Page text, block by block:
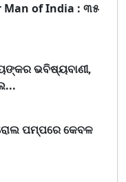
Man of India : ୩୫
ଭବିଷ୍ୟବାଣୀ,
ପମ୍ପରେ କେବଳ